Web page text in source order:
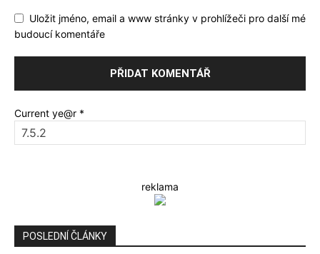
Uložit jméno, email a www stránky v prohlížeči pro další mé
budoucí komentáře
Current ye@r *
reklama
POSLEDNÍ ČLÁNKY